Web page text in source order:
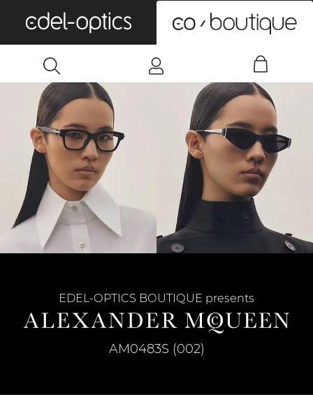
AM0483S (002)
EDEL-OPTICS BOUTIQUE presents